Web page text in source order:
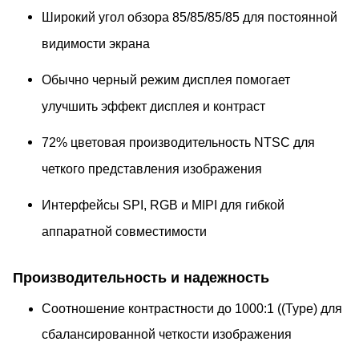
Широкий угол обзора 85/85/85/85 для постоянной
видимости экрана
Обычно черный режим дисплея помогает
улучшить эффект дисплея и контраст
72% цветовая производительность NTSC для
четкого представления изображения
Интерфейсы SPI, RGB и MIPI для гибкой
аппаратной совместимости
Производительность и надежность
Соотношение контрастности до 1000:1 ((Type) для
сбалансированной четкости изображения